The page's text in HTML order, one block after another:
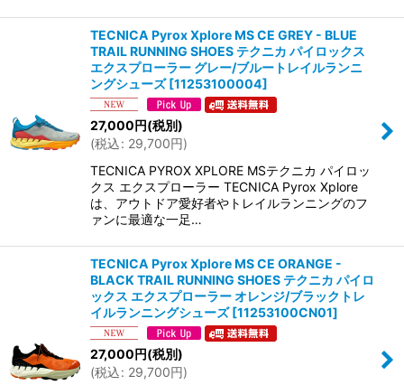
TECNICA Pyrox Xplore MS CE GREY - BLUE
TRAIL RUNNING SHOES テクニカ パイロックス
エクスプローラー グレー/ブルートレイルランニ
ングシューズ[11253100004]
27,000円(税別)
(税込: 29,700円)
TECNICA PYROX XPLORE MSテクニカ パイロッ
クス エクスプローラー TECNICA Pyrox Xplore
は、アウトドア愛好者やトレイルランニングのフ
ァンに最適な一足…
TECNICA Pyrox Xplore MS CE ORANGE -
BLACK TRAIL RUNNING SHOES テクニカ パイロ
ックス エクスプローラー オレンジ/ブラックトレ
イルランニングシューズ[11253100CN01]
27,000円(税別)
(税込: 29,700円)